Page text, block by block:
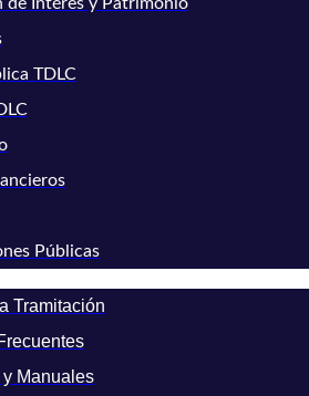
TDLC
Públicas
Tramitación
y Manuales